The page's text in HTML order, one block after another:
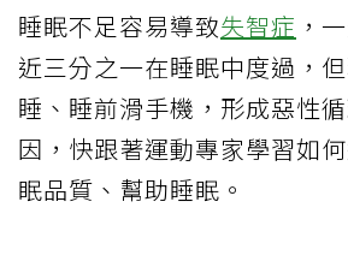
睡眠不足容易導致失智症 ，
近三分之一在睡眠中度過，
睡、睡前滑手機，形成惡性
因，快跟著運動專家學習如
眠品質、幫助睡眠。